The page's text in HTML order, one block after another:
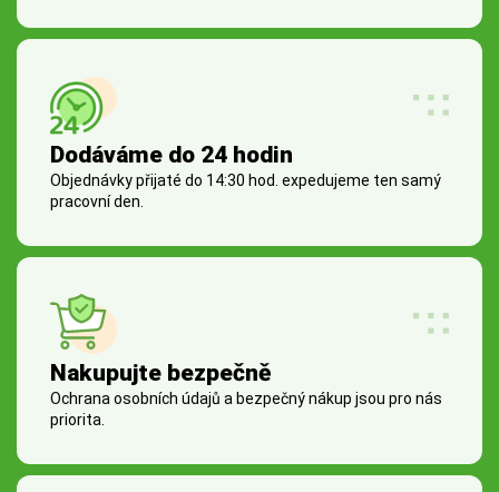
Dodáváme do 24 hodin
Objednávky přijaté do 14:30 hod. expedujeme ten samý
pracovní den.
Nakupujte bezpečně
Ochrana osobních údajů a bezpečný nákup jsou pro nás
priorita.